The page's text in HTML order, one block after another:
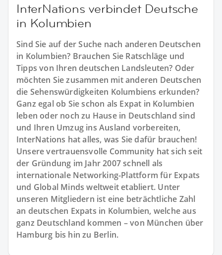
InterNations verbindet Deutsche
in Kolumbien
Sind Sie auf der Suche nach anderen Deutschen
in Kolumbien? Brauchen Sie Ratschläge und
Tipps von Ihren deutschen Landsleuten? Oder
möchten Sie zusammen mit anderen Deutschen
die Sehenswürdigkeiten Kolumbiens erkunden?
Ganz egal ob Sie schon als Expat in Kolumbien
leben oder noch zu Hause in Deutschland sind
und Ihren Umzug ins Ausland vorbereiten,
InterNations hat alles, was Sie dafür brauchen!
Unsere vertrauensvolle Community hat sich seit
der Gründung im Jahr 2007 schnell als
internationale Networking-Plattform für Expats
und Global Minds weltweit etabliert. Unter
unseren Mitgliedern ist eine beträchtliche Zahl
an deutschen Expats in Kolumbien, welche aus
ganz Deutschland kommen – von München über
Hamburg bis hin zu Berlin.